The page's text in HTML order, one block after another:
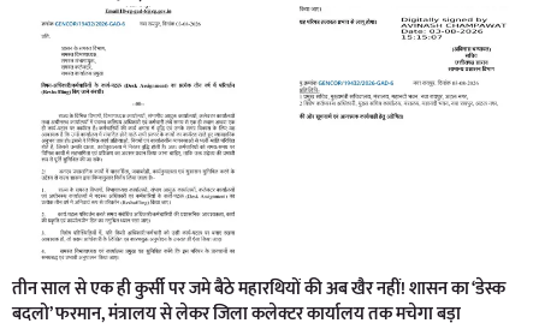
तीन साल से एक ही कुर्सी पर जमे बैठे महारथियों की अब खैर नहीं! शासन का ‘डेस्क
बदलो’ फरमान, मंत्रालय से लेकर जिला कलेक्टर कार्यालय तक मचेगा बड़ा